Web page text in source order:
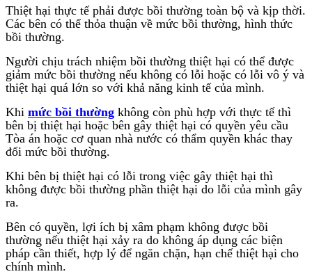
Thiệt hại thực tế phải được bồi thường toàn bộ và kịp thời.
Các bên có thể thỏa thuận về mức bồi thường, hình thức
bồi thường.
Người chịu trách nhiệm bồi thường thiệt hại có thể được
giảm mức bồi thường nếu không có lỗi hoặc có lỗi vô ý và
thiệt hại quá lớn so với khả năng kinh tế của mình.
Khi mức bồi thường không còn phù hợp với thực tế thì
bên bị thiệt hại hoặc bên gây thiệt hại có quyền yêu cầu
Tòa án hoặc cơ quan nhà nước có thẩm quyền khác thay
đổi mức bồi thường.
Khi bên bị thiệt hại có lỗi trong việc gây thiệt hại thì
không được bồi thường phần thiệt hại do lỗi của mình gây
ra.
Bên có quyền, lợi ích bị xâm phạm không được bồi
thường nếu thiệt hại xảy ra do không áp dụng các biện
pháp cần thiết, hợp lý để ngăn chặn, hạn chế thiệt hại cho
chính mình.